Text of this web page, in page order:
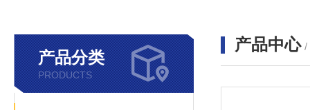
产品分类
PRODUCTS
产品中心 /